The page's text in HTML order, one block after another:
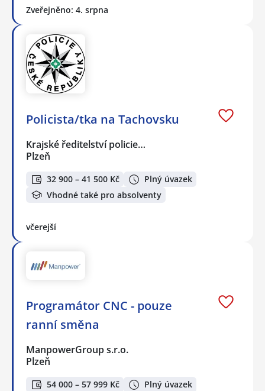
Zveřejněno: 4. srpna
Policista/tka na Tachovsku
Krajské ředitelství policie…
Plzeň
32 900 – 41 500 Kč
Plný úvazek
Vhodné také pro absolventy
včerejší
Programátor CNC - pouze
ranní směna
ManpowerGroup s.r.o.
Plzeň
54 000 – 57 999 Kč Plný úvazek